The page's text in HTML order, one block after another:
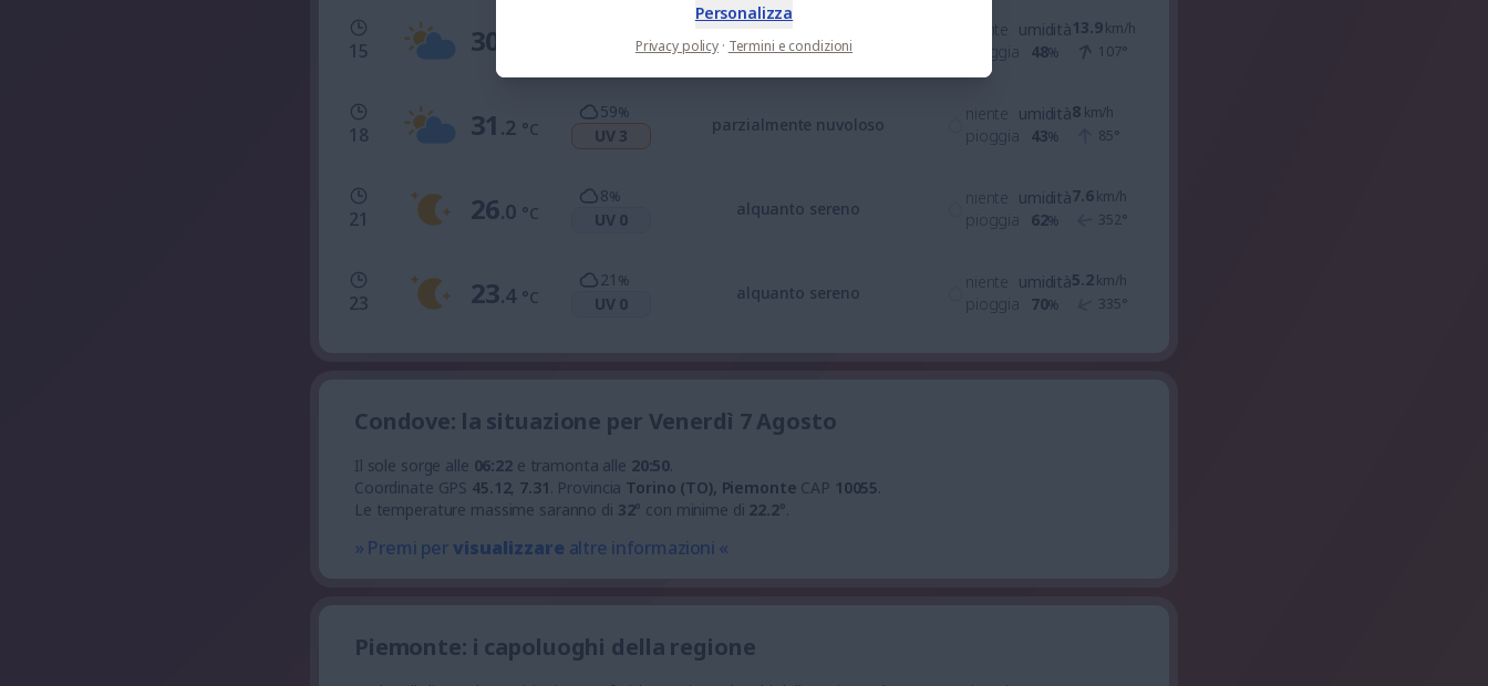
15 30 parzialmente nuvoloso
niente
pioggia
umidità
48%
13.9km/h
107°
18 31 .2 °C
59%
UV 3
parzialmente nuvoloso
niente
pioggia
umidità
43%
8km/h
85°
21 26.0 °C
8%
UV 0
alquanto sereno
niente
pioggia
umidità
62%
7.6km/h
352°
23 23.4°C
21 %
UV 0
alquanto sereno
niente
pioggia
umidità
70%
5.2km/h
335°
Condove: la situazione per Venerdì 7 Agosto
Il sole sorge alle 06:22e tramonta alle 20:50.
Coordinate GPS 45.12, 7.31. Provincia Torino (TO), Piemonte CAP 10055.
Le temperature massime saranno di 32° con minime di 22.2°.
» Premi pervisualizzare altre informazioni «
Piemonte: i capoluoghi della regione
Personalizza
Privacy policy · Termini e condizioni